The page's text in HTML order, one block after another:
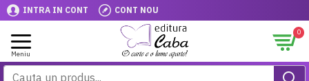
INTRA IN CONT CONT NOU
0